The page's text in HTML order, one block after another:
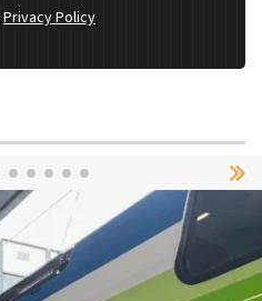
Privacy Policy